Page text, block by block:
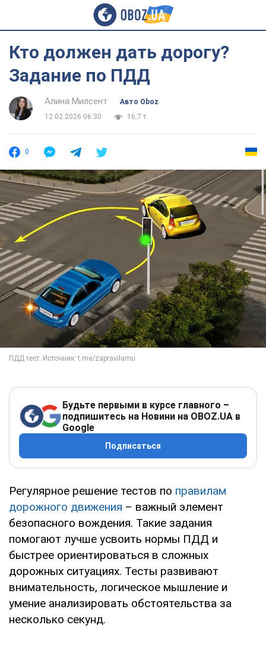
Кто должен дать дорогу?
Задание по ПДД
Алина Милсент
Авто Oboz
12.02.2026 06:30
16,7 т.
0
Будьте первыми в курсе главного –
подпишитесь на Новини на OBOZ.UA в
Google
Подписаться
Регулярное решение тестов по правилам
дорожного движения – важный элемент
безопасного вождения. Такие задания
помогают лучше усвоить нормы ПДД и
быстрее ориентироваться в сложных
дорожных ситуациях. Тесты развивают
внимательность, логическое мышление и
умение анализировать обстоятельства за
несколько секунд.